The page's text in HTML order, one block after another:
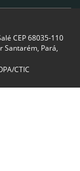
CEP 68035-110
Santarém, Pará,
CTIC